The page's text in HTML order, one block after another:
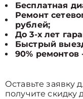
Бесплатная
Ремонт
рублей;
До 3-х лет
Быстрый
90%
Оставьте заявку
получите скидку